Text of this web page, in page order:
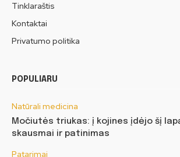
Tinklaraštis
Kontaktai
Privatumo politika
POPULIARU
Natūrali medicina
Močiutės triukas: į kojines įdėjo šį
skausmai ir patinimas
Patarimai